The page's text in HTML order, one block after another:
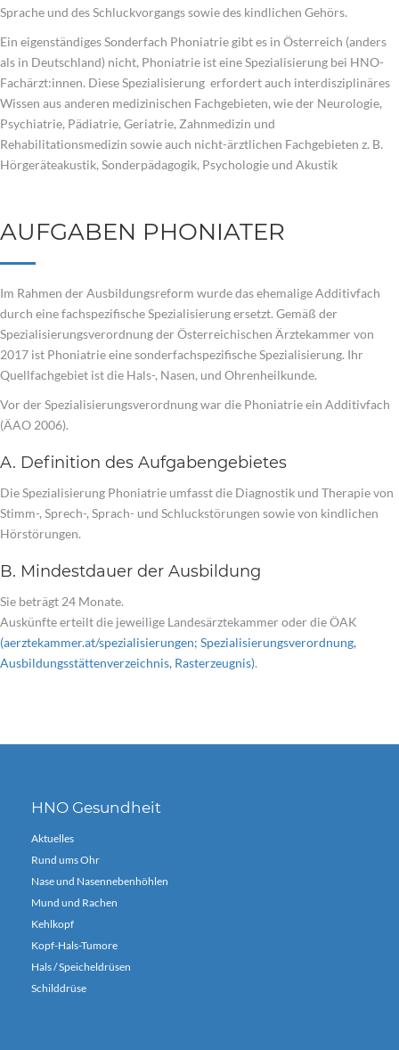
Sprache und des Schluckvorgangs sowie des kindlichen Gehörs.
Ein eigenständiges Sonderfach Phoniatrie gibt es in Österreich (anders
als in Deutschland) nicht, Phoniatrie ist eine Spezialisierung bei HNO-
Fachärzt:innen. Diese Spezialisierung erfordert auch interdisziplinäres
Wissen aus anderen medizinischen Fachgebieten, wie der Neurologie,
Psychiatrie, Pädiatrie, Geriatrie, Zahnmedizin und
Rehabilitationsmedizin sowie auch nicht-ärztlichen Fachgebieten z. B.
Hörgeräteakustik, Sonderpädagogik, Psychologie und Akustik
AUFGABEN PHONIATER
Im Rahmen der Ausbildungsreform wurde das ehemalige Additivfach
durch eine fachspezifische Spezialisierung ersetzt. Gemäß der
Spezialisierungsverordnung der Österreichischen Ärztekammer von
2017 ist Phoniatrie eine sonderfachspezifische Spezialisierung. Ihr
Quellfachgebiet ist die Hals-, Nasen, und Ohrenheilkunde.
Vor der Spezialisierungsverordnung war die Phoniatrie ein Additivfach
(ÄAO 2006).
A. Definition des Aufgabengebietes
Die Spezialisierung Phoniatrie umfasst die Diagnostik und Therapie von
Stimm-, Sprech-, Sprach- und Schluckstörungen sowie von kindlichen
Hörstörungen.
B. Mindestdauer der Ausbildung
Sie beträgt 24 Monate.
Auskünfte erteilt die jeweilige Landesärztekammer oder die ÖAK
(aerztekammer.at/spezialisierungen; Spezialisierungsverordnung,
Ausbildungsstättenverzeichnis, Rasterzeugnis).
HNO Gesundheit
Aktuelles
Rund ums Ohr
Nase und Nasennebenhöhlen
Mund und Rachen
Kehlkopf
Kopf-Hals-Tumore
Hals / Speicheldrüsen
Schilddrüse